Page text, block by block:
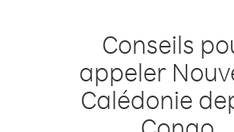
Conseils
appeler
Calédonie